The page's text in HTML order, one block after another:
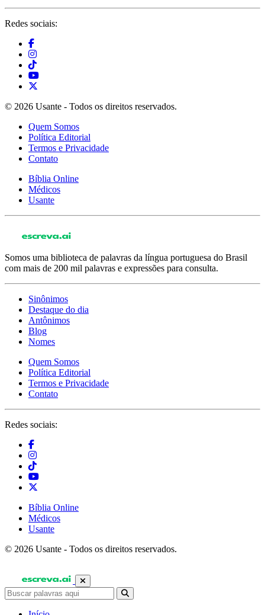
Redes sociais:
© 2026 Usante - Todos os direitos reservados.
Quem Somos
Política Editorial
Termos e Privacidade
Contato
Bíblia Online
Médicos
Usante
Somos uma biblioteca de palavras da língua portuguesa do Brasil
com mais de 200 mil palavras e expressões para consulta.
Sinônimos
Destaque do dia
Antônimos
Blog
Nomes
Quem Somos
Política Editorial
Termos e Privacidade
Contato
Redes sociais:
Bíblia Online
Médicos
Usante
© 2026 Usante - Todos os direitos reservados.